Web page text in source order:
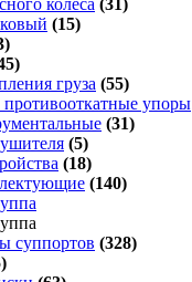
колеса (31)
(15)
груза (55)
упоры
(31)
(5)
(18)
(140)
суппортов (328)